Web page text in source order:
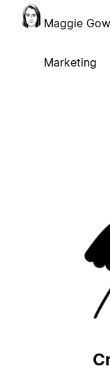
Maggie
Marketing